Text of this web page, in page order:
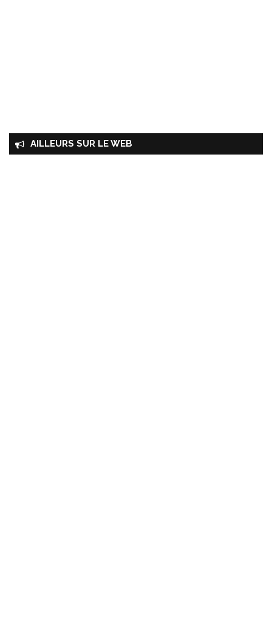
AILLEURS SUR LE WEB